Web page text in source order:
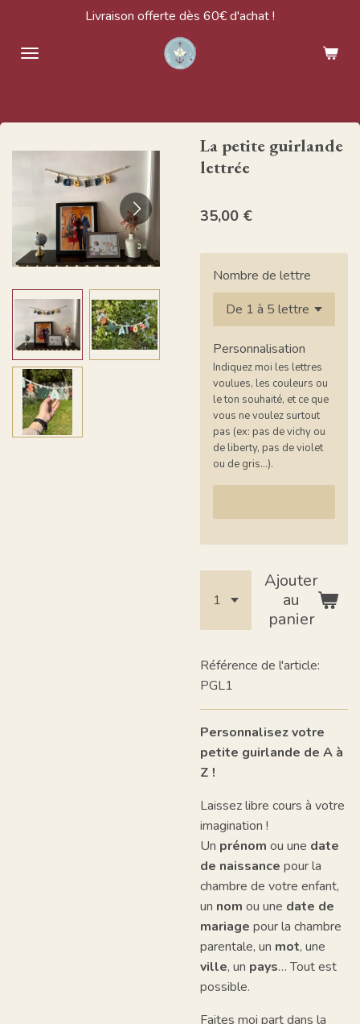
contenu
Livraison offerte dès 60€ d'achat !
La petite guirlande
lettrée
35,00 €
Nombre de lettre
Personnalisation
Indiquez moi les lettres
voulues, les couleurs ou
le ton souhaité, et ce que
vous ne voulez surtout
pas (ex: pas de vichy ou
de liberty, pas de violet
ou de gris...).
Ajouter
au
panier
Référence de l'article:
PGL1
Personnalisez votre
petite guirlande de A à
Z !
Laissez libre cours à votre
imagination !
Un prénom ou une date
de naissance pour la
chambre de votre enfant,
un nom ou une date de
mariage pour la chambre
parentale, un mot, une
ville, un pays… Tout est
possible.
Faites moi part dans la